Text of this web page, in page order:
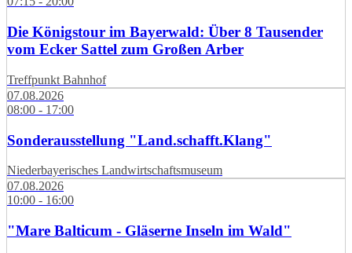
Die Königstour im Bayerwald: Über 8 Tausender
vom Ecker Sattel zum Großen Arber
Treffpunkt Bahnhof
07.08.2026
08:00 - 17:00
Sonderausstellung "Land.schafft.Klang"
Niederbayerisches Landwirtschaftsmuseum
07.08.2026
10:00 - 16:00
"Mare Balticum - Gläserne Inseln im Wald"